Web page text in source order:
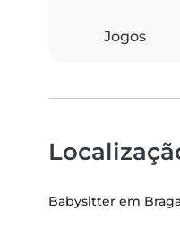
Jogos
Babysitter em